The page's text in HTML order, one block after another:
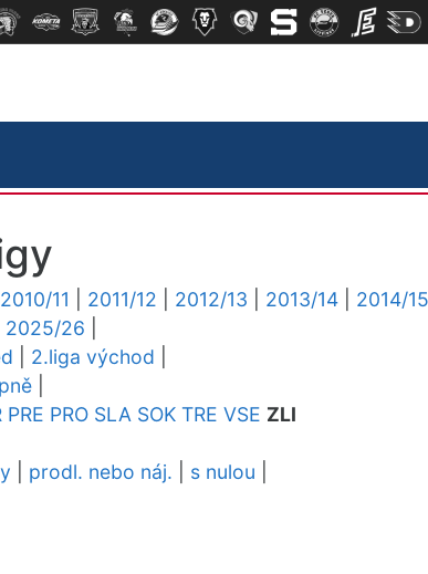
2010/11 2011/12 2012/13 2013/14 2014/15
2025/26
2.liga východ
PRE PRO SLA SOK TRE VSE ZLI
prodl. nebo náj. s nulou